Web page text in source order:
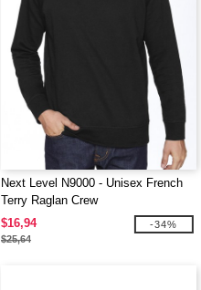
Next Level N9000 - Unisex French
Terry Raglan Crew
$16,94
$25,64
-34%